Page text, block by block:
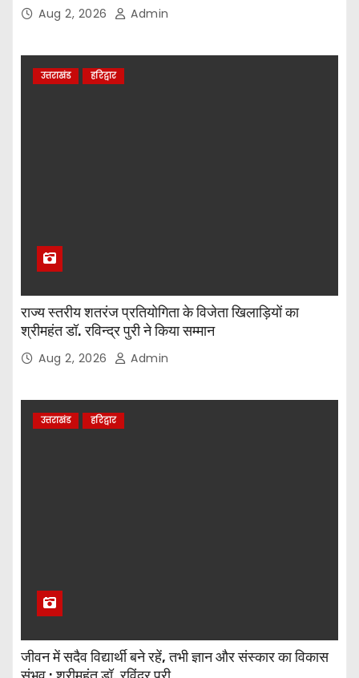
Aug 2, 2026 Admin
उत्तराखंड हरिद्वार
राज्य स्तरीय शतरंज प्रतियोगिता के विजेता खिलाड़ियों का
श्रीमहंत डॉ. रविन्द्र पुरी ने किया सम्मान
Aug 2, 2026 Admin
उत्तराखंड हरिद्वार
जीवन में सदैव विद्यार्थी बने रहें, तभी ज्ञान और संस्कार का विकास